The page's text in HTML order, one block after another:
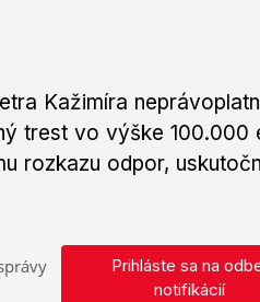
Kažimíra
trest vo výške 100.000
rozkazu odpor,
Prihláste sa na
notifikácií